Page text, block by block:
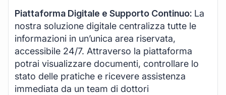
Piattaforma Digitale e Supporto Continuo: La
nostra soluzione digitale centralizza tutte le
informazioni in un’unica area riservata,
accessibile 24/7. Attraverso la piattaforma
potrai visualizzare documenti, controllare lo
stato delle pratiche e ricevere assistenza
immediata da un team di dottori